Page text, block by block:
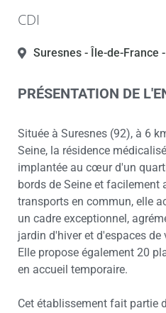
CDI
Suresnes - Île-de-France
PRÉSENTATION DE
Située à Suresnes (92), à 6
Seine, la résidence
implantée au cœur d'un
bords de Seine et facilement
transports en commun, elle
un cadre exceptionnel,
jardin d'hiver et d'espaces de
Elle propose également 20
en accueil temporaire.
Cet établissement fait partie